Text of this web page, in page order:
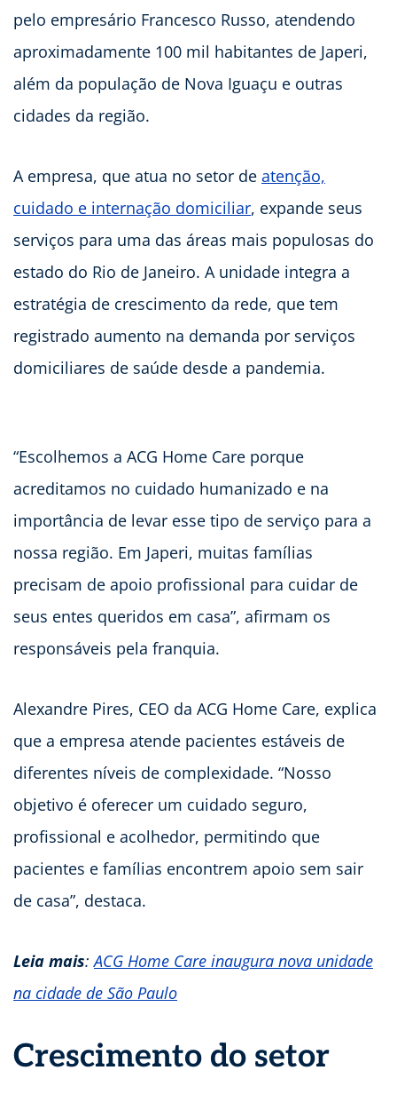
pelo empresário Francesco Russo, atendendo
aproximadamente 100 mil habitantes de Japeri,
além da população de Nova Iguaçu e outras
cidades da região.
A empresa, que atua no setor de atenção,
cuidado e internação domiciliar, expande seus
serviços para uma das áreas mais populosas do
estado do Rio de Janeiro. A unidade integra a
estratégia de crescimento da rede, que tem
registrado aumento na demanda por serviços
domiciliares de saúde desde a pandemia.
“Escolhemos a ACG Home Care porque
acreditamos no cuidado humanizado e na
importância de levar esse tipo de serviço para a
nossa região. Em Japeri, muitas famílias
precisam de apoio profissional para cuidar de
seus entes queridos em casa”, afirmam os
responsáveis pela franquia.
Alexandre Pires, CEO da ACG Home Care, explica
que a empresa atende pacientes estáveis de
diferentes níveis de complexidade. “Nosso
objetivo é oferecer um cuidado seguro,
profissional e acolhedor, permitindo que
pacientes e famílias encontrem apoio sem sair
de casa”, destaca.
Leia mais:ACG Home Care inaugura nova unidade
na cidade de São Paulo
Crescimento do setor